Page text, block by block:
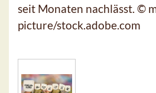
seit Monaten nachlässt. ©
picture/stock.adobe.com